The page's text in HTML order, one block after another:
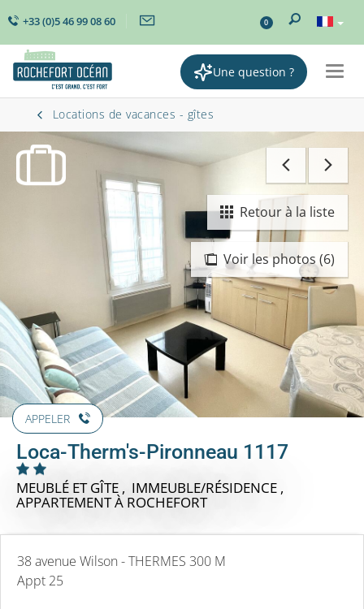
+33 (0)5 46 99 08 60 0
Une question ?
Locations de vacances - gîtes
Voir les photos (6)
Retour à la liste
APPELER
Loca-Therm's-Pironneau 1117
MEUBLÉ ET GÎTE , IMMEUBLE/RÉSIDENCE ,
APPARTEMENTÀ ROCHEFORT
38 avenue Wilson - THERMES 300 M
Appt 25